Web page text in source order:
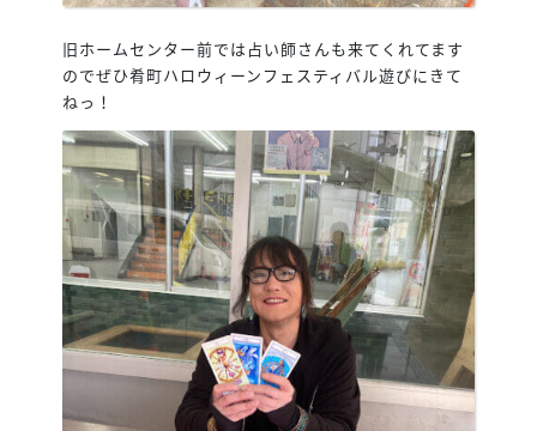
旧ホームセンター前では占い師さんも来てくれてます
のでぜひ肴町ハロウィーンフェスティバル遊びにきて
ねっ！